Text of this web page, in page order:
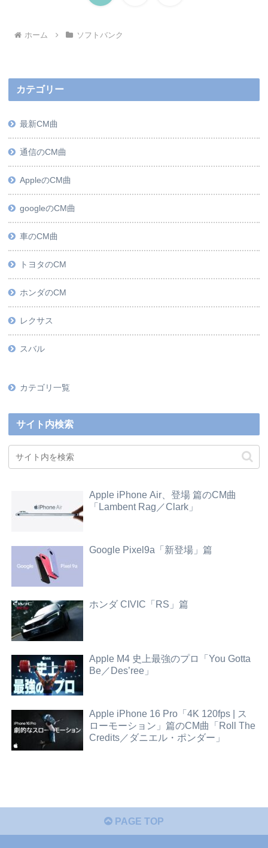
ホーム ソフトバンク
カテゴリー
最新CM曲
通信のCM曲
AppleのCM曲
googleのCM曲
車のCM曲
トヨタのCM
ホンダのCM
レクサス
スバル
カテゴリ一覧
サイト内検索
Apple iPhone Air、登場 篇のCM曲
「Lambent Rag／Clark」
Google Pixel9a「新登場」篇
ホンダ CIVIC「RS」篇
Apple M4 史上最強のプロ「You Gotta
Be／Des’ree」
Apple iPhone 16 Pro「4K 120fps | ス
ローモーション」篇のCM曲「Roll The
Credits／ダニエル・ポンダー」
PAGE TOP